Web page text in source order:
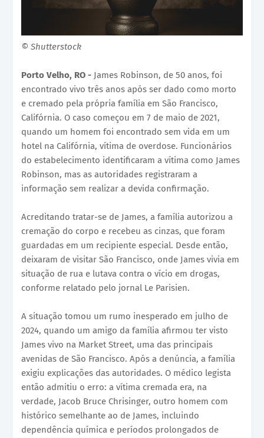
© Shutterstock
Porto Velho, RO - James Robinson, de 50 anos, foi
encontrado vivo três anos após ser dado como morto
e cremado pela própria família em São Francisco,
Califórnia. O caso começou em 7 de maio de 2021,
quando um homem foi encontrado sem vida em um
hotel na Califórnia, vítima de overdose. Funcionários
do estabelecimento identificaram a vítima como James
Robinson, mas as autoridades registraram a
informação sem realizar a devida confirmação.
Acreditando tratar-se de James, a família autorizou a
cremação do corpo e recebeu as cinzas, que foram
guardadas em um recipiente especial. Desde então,
deixaram de visitar São Francisco, onde James vivia em
situação de rua e lutava contra o vício em drogas,
conforme relatado pelo jornal Le Parisien.
A situação tomou um rumo inesperado em julho de
2024, quando um amigo da família afirmou ter visto
James vivo na Market Street, uma das principais
avenidas de São Francisco. Após a denúncia, a família
exigiu explicações das autoridades. O médico legista
então admitiu o erro: a vítima cremada era, na
verdade, Jacob Bruce Chrisinger, outro homem com
histórico semelhante ao de James, incluindo
dependência química e períodos prolongados de